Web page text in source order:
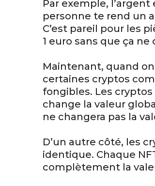
Par exemple,
personne te rend un
C’est pareil pour les
1 euro sans que ça
Maintenant, quand
certaines cryptos
fongibles. Les
change la valeur
ne changera pas la
D’un autre côté, les
identique. Chaque
complètement la